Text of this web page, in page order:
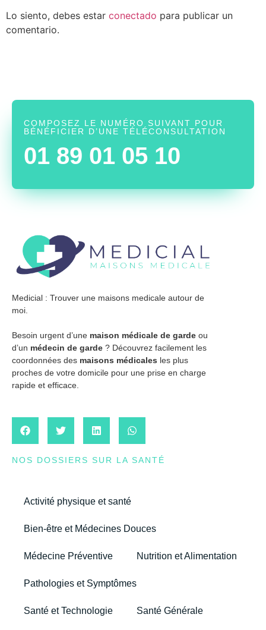
Lo siento, debes estar conectado para publicar un
comentario.
COMPOSEZ LE NUMÉRO SUIVANT POUR
BÉNÉFICIER D’UNE TÉLÉCONSULTATION
01 89 01 05 10
Medicial : Trouver une maisons medicale autour de
moi.
Besoin urgent d’une maison médicale de garde ou
d’un médecin de garde ? Découvrez facilement les
coordonnées des maisons médicales les plus
proches de votre domicile pour une prise en charge
rapide et efficace.
NOS DOSSIERS SUR LA SANTÉ
Activité physique et santé
Bien-être et Médecines Douces
Médecine Préventive Nutrition et Alimentation
Pathologies et Symptômes
Santé et Technologie Santé Générale